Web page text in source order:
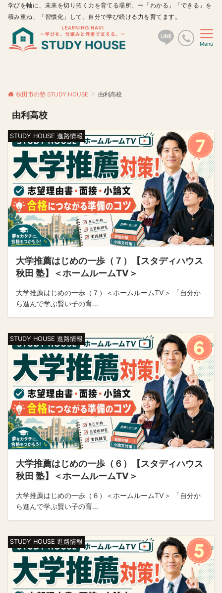
学びを軸に、未来を切り拓く力を育てる場所。ー「わかる」「できる」を
積み重ね、「習慣化」して、自分で学び続ける力を育てます。
Menu
秋田市の塾 STUDY HOUSE 由利高校
由利高校
STUDY HOUSE 進路情報
大学推薦はじめの一歩（７）【スタディハウス
秋田 塾】＜ホームルームTV＞
大学推薦はじめの一歩（７）＜ホームルームTV＞ 「自分か
ら進んで学ぶ賢い子の育...
STUDY HOUSE 進路情報
大学推薦はじめの一歩（６）【スタディハウス
秋田 塾】＜ホームルームTV＞
大学推薦はじめの一歩（６）＜ホームルームTV＞ 「自分か
ら進んで学ぶ賢い子の育...
STUDY HOUSE 進路情報